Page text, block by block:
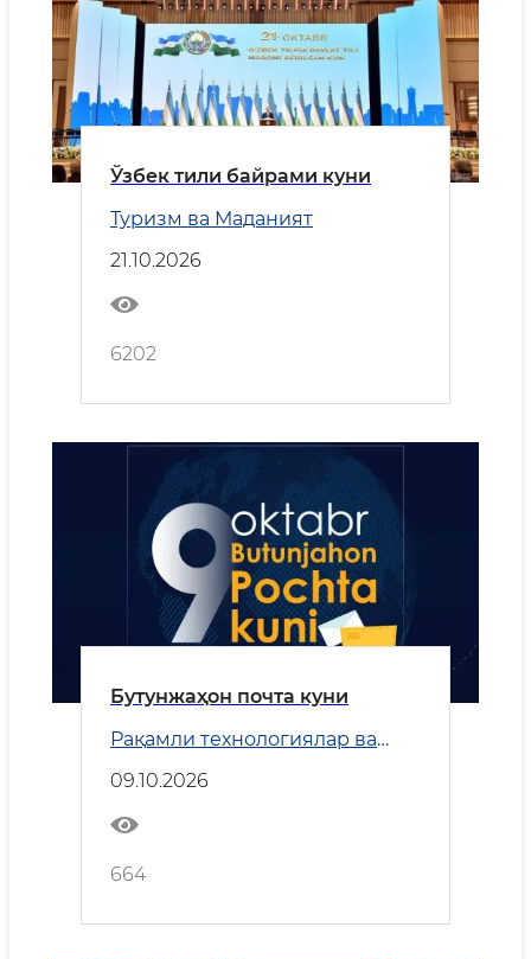
Ўзбек тили байрами куни
Туризм ва Маданият
21.10.2026
6202
Бутунжаҳон почта куни
Рақамли технологиялар ва
09.10.2026
664